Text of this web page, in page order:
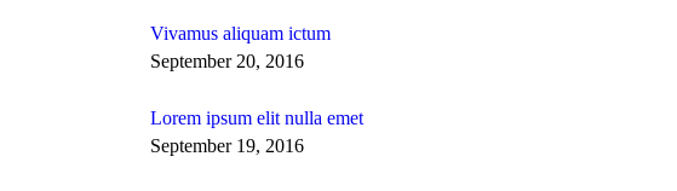
Vivamus aliquam ictum
September 20, 2016
Lorem ipsum elit nulla emet
September 19, 2016